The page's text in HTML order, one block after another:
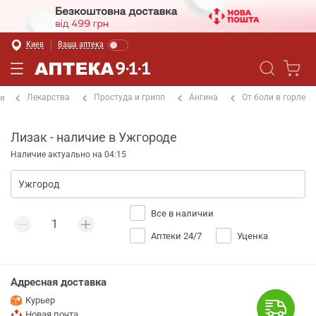
Киев Ваша аптека
Лекарства Простуда и грипп Ангина От боли в горле
Лизак - наличие в Ужгороде
Наличие актуально на 04:15
Все в наличии
Аптеки 24/7 Уценка
Адресная доставка
Курьер